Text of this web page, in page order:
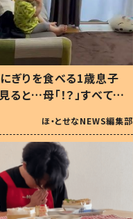
にぎりを食べる1歳息子
ると…母「！？」すべてを
稿に「可愛いから許
〜」
ほ・とせなNEWS編集部